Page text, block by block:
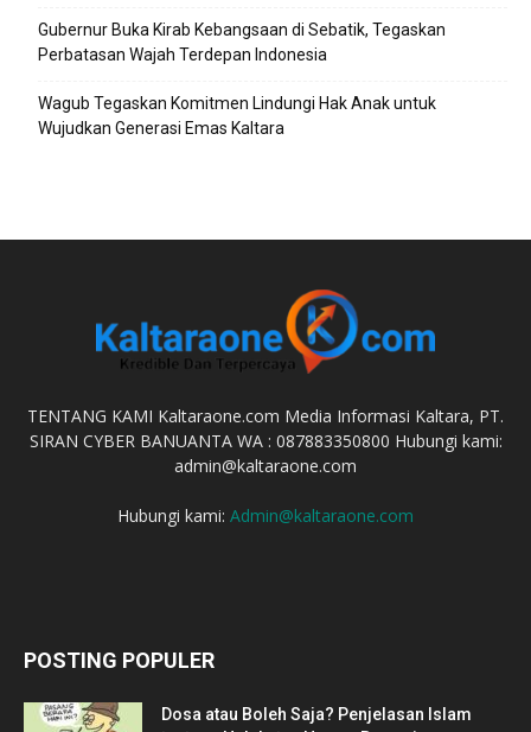
Gubernur Buka Kirab Kebangsaan di Sebatik, Tegaskan
Perbatasan Wajah Terdepan Indonesia
Wagub Tegaskan Komitmen Lindungi Hak Anak untuk
Wujudkan Generasi Emas Kaltara
TENTANG KAMI Kaltaraone.com Media Informasi Kaltara, PT.
SIRAN CYBER BANUANTA WA : 087883350800 Hubungi kami:
admin@kaltaraone.com
Hubungi kami: Admin@kaltaraone.com
POSTING POPULER
Dosa atau Boleh Saja? Penjelasan Islam